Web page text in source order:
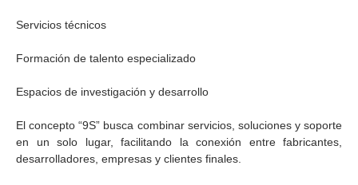
Servicios técnicos
Formación de talento especializado
Espacios de investigación y desarrollo
El concepto “9S” busca combinar servicios, soluciones y soporte
en un solo lugar, facilitando la conexión entre fabricantes,
desarrolladores, empresas y clientes finales.